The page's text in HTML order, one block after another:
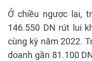
Ở chiều ngược lại,
146.550 DN rút lui
cùng kỳ năm 2022.
doanh gần 81.100